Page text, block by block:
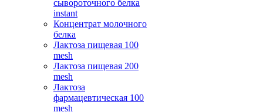
сывороточного белка
instant
Концентрат молочного
белка
Лактоза пищевая 100
mesh
Лактоза пищевая 200
mesh
Лактоза
фармацевтическая 100
mesh